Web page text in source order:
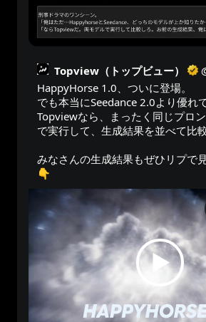
Topview（トップビュー）
HappyHorse 1.0、ついに登場。
でも本当にSeedance 2.0より優れ
Topviewなら、まったく同じプロ
で実行して、生成結果を並べて比
みなさんの生成結果もぜひリプで
👇